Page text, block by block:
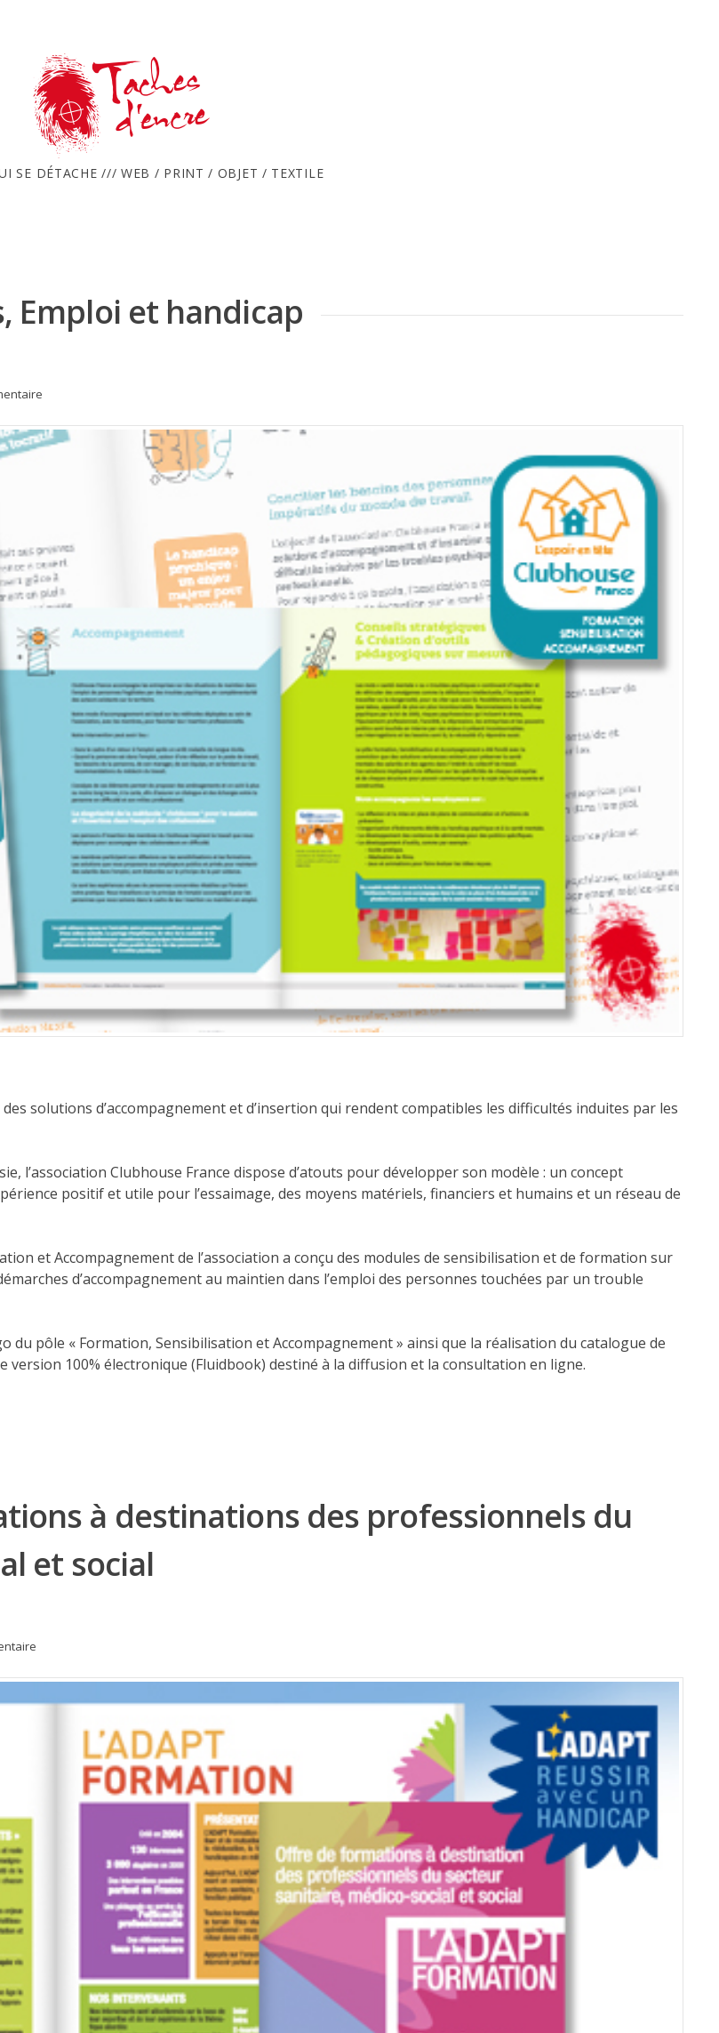
SE DÉTACHE /// WEB / PRINT / OBJET / TEXTILE
Emploi et handicap
solutions d’accompagnement et d’insertion qui rendent compatibles les difficultés induites par les
l’association Clubhouse France dispose d’atouts pour développer son modèle : un concept
positif et utile pour l’essaimage, des moyens matériels, financiers et humains et un réseau de
et Accompagnement de l’association a conçu des modules de sensibilisation et de formation sur
d’accompagnement au maintien dans l’emploi des personnes touchées par un trouble
du pôle « Formation, Sensibilisation et Accompagnement » ainsi que la réalisation du catalogue de
version 100% électronique (Fluidbook) destiné à la diffusion et la consultation en ligne.
à destinations des professionnels du
et social